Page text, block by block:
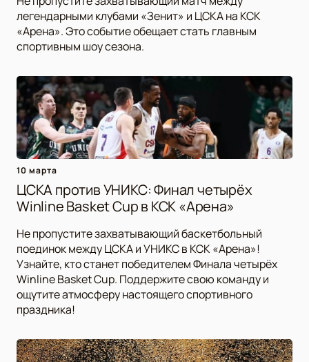
легендарными клубами «Зенит» и ЦСКА на КСК
«Арена». Это событие обещает стать главным
спортивным шоу сезона.
10 марта
ЦСКА против УНИКС: Финал четырёх
Winline Basket Cup в КСК «Арена»
Не пропустите захватывающий баскетбольный
поединок между ЦСКА и УНИКС в КСК «Арена»!
Узнайте, кто станет победителем Финала четырёх
Winline Basket Cup. Поддержите свою команду и
ощутите атмосферу настоящего спортивного
праздника!